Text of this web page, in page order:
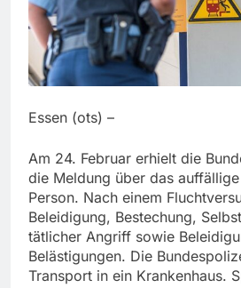
Essen (ots) –
Am 24. Februar erhielt die
die Meldung über das
Person. Nach einem
Beleidigung, Bestechung,
tätlicher Angriff sowie
Belästigungen. Die
Transport in ein Krankenhaus.